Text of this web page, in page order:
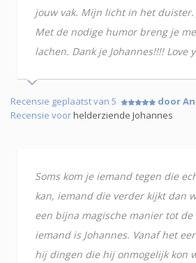
jouw vak. Mijn licht in het duister.
Met de nodige humor breng je
lachen. Dank je Johannes!!!! Love
Recensie geplaatst van 5
door
Recensie voorhelderziende Johannes
Soms kom je iemand tegen die
kan, iemand die verder kijkt dan
een bijna magische manier tot de
iemand is Johannes. Vanaf het
hij dingen die hij onmogelijk kon